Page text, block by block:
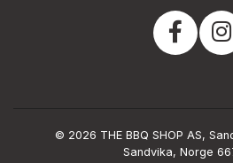
© 2026 THE BBQ SHOP AS,
Sandvika, Norge